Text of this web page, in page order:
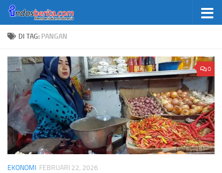
Skip to content
DI TAG: PANGAN
0
EKONOMI FEBRUARI 22, 2026